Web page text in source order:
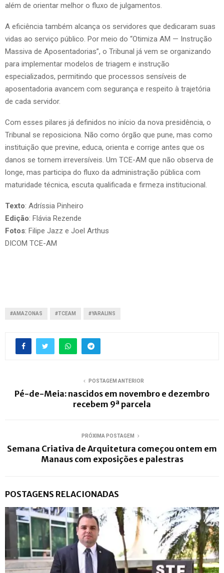
além de orientar melhor o fluxo de julgamentos.
A eficiência também alcança os servidores que dedicaram suas
vidas ao serviço público. Por meio do “Otimiza AM — Instrução
Massiva de Aposentadorias”, o Tribunal já vem se organizando
para implementar modelos de triagem e instrução
especializados, permitindo que processos sensíveis de
aposentadoria avancem com segurança e respeito à trajetória
de cada servidor.
Com esses pilares já definidos no início da nova presidência, o
Tribunal se reposiciona. Não como órgão que pune, mas como
instituição que previne, educa, orienta e corrige antes que os
danos se tornem irreversíveis. Um TCE-AM que não observa de
longe, mas participa do fluxo da administração pública com
maturidade técnica, escuta qualificada e firmeza institucional.
Texto: Adríssia Pinheiro
Edição: Flávia Rezende
Fotos: Filipe Jazz e Joel Arthus
DICOM TCE-AM
#AMAZONAS #TCEAM #YARALINS
POSTAGEM ANTERIOR
Pé-de-Meia: nascidos em novembro e dezembro
recebem 9ª parcela
PRÓXIMA POSTAGEM
Semana Criativa de Arquitetura começou ontem em
Manaus com exposições e palestras
POSTAGENS RELACIONADAS